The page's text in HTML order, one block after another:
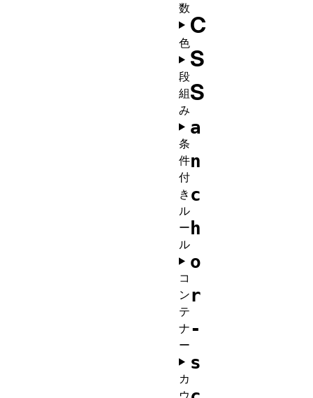
C
S
S
a
n
c
h
o
r
-
s
数
色
段
組
み
条
件
付
き
ル
ー
ル
コ
ン
テ
ナ
ー
カ
ウ